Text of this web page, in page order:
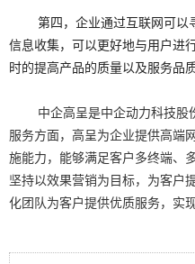
第四，企业通过互联网可以
信息收集，可以更好地与用户进
时的提高产品的质量以及服务品
中企高呈是中企动力科技股
服务方面，高呈为企业提供高端
施能力，能够满足客户多终端、
坚持以效果营销为目标，为客户
化团队为客户提供优质服务，实